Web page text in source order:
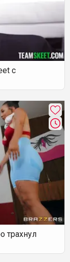
с
трахнул